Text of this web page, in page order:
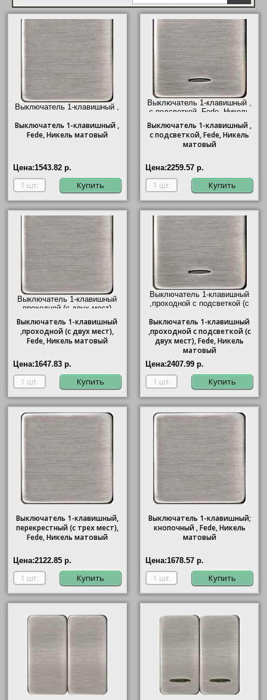
Выключатель 1-клавишный ,
Выключатель 1-клавишный ,
Fede, Никель матовый
Цена:1543.82 р.
Купить
Выключатель 1-клавишный ,
с подсветкой, Fede, Никель
Выключатель 1-клавишный ,
с подсветкой, Fede, Никель
матовый
Цена:2259.57 р.
Купить
Выключатель 1-клавишный
,проходной (с двух мест),
Выключатель 1-клавишный
,проходной (с двух мест),
Fede, Никель матовый
Цена:1647.83 р.
Купить
Выключатель 1-клавишный
,проходной с подсветкой (с
матовый"/>
Выключатель 1-клавишный
,проходной с подсветкой (с
двух мест), Fede, Никель
матовый
Цена:2407.99 р.
Купить
Выключатель 1-клавишный,
перекрестный (с трех мест),
Fede, Никель матовый
Цена:2122.85 р.
Купить
Выключатель 1-клавишный;
кнопочный , Fede, Никель
матовый
Цена:1678.57 р.
Купить